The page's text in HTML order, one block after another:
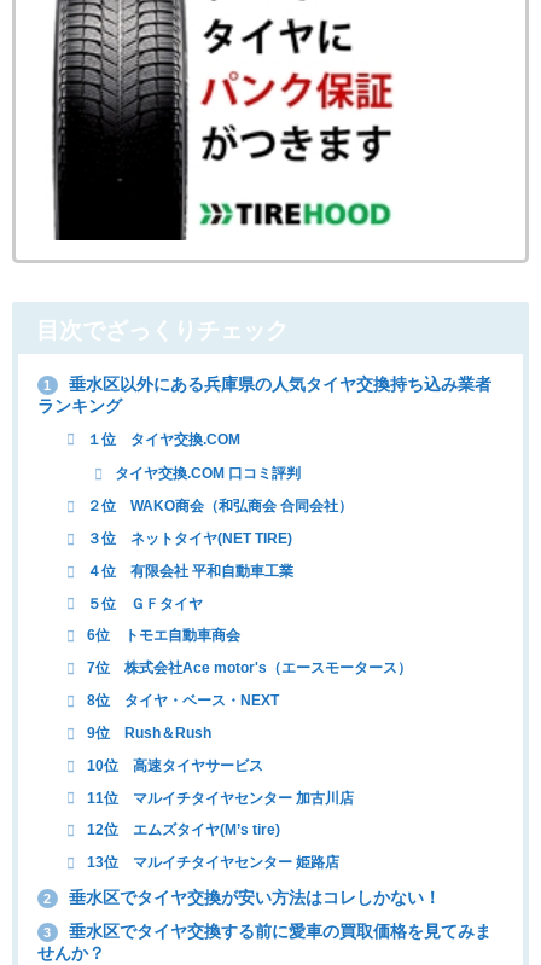
目次でざっくりチェック
1
垂水区以外にある兵庫県の人気タイヤ交換持ち込み業者
ランキング
１位 タイヤ交換.COM
タイヤ交換.COM 口コミ評判
２位 WAKO商会（和弘商会 合同会社）
３位 ネットタイヤ(NET TIRE)
４位 有限会社 平和自動車工業
５位 ＧＦタイヤ
6位 トモエ自動車商会
7位 株式会社Ace motor's（エースモータース）
8位 タイヤ・ベース・NEXT
9位 Rush＆Rush
10位 高速タイヤサービス
11位 マルイチタイヤセンター 加古川店
12位 エムズタイヤ(M’s tire)
13位 マルイチタイヤセンター 姫路店
2 垂水区でタイヤ交換が安い方法はコレしかない！
3
垂水区でタイヤ交換する前に愛車の買取価格を見てみま
せんか？